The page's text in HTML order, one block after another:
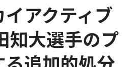
アクティブ
知大選手のプ